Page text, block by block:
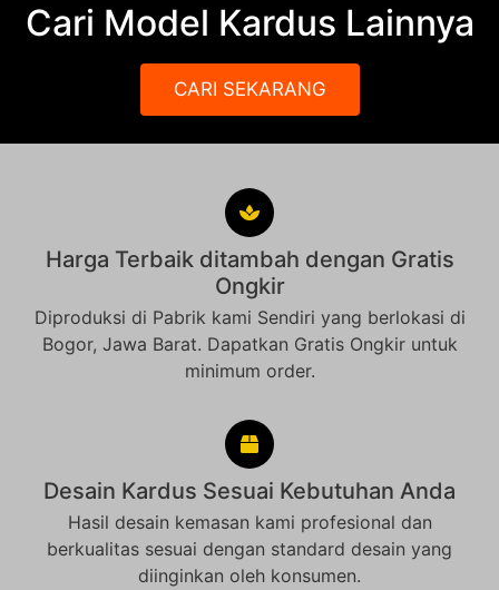
Cari Model Kardus Lainnya
CARI SEKARANG
Harga Terbaik ditambah dengan Gratis
Ongkir
Diproduksi di Pabrik kami Sendiri yang berlokasi di
Bogor, Jawa Barat. Dapatkan Gratis Ongkir untuk
minimum order.
Desain Kardus Sesuai Kebutuhan Anda
Hasil desain kemasan kami profesional dan
berkualitas sesuai dengan standard desain yang
diinginkan oleh konsumen.